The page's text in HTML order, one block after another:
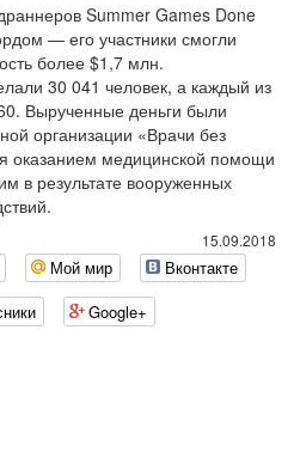
Summer Games Done
— его участники смогли
более $1,7 млн.
30 041 человек, а каждый из
Вырученные деньги были
организации «Врачи без
оказанием медицинской помощи
в результате вооруженных
15.09.2018
Мой мир
Вконтакте
Google+